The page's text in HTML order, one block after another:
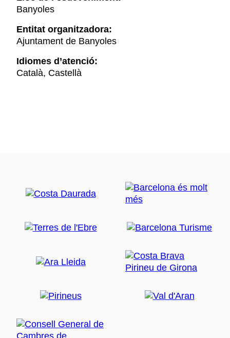
Banyoles
Entitat organitzadora:
Ajuntament de Banyoles
Idiomes d’atenció:
Català, Castellà